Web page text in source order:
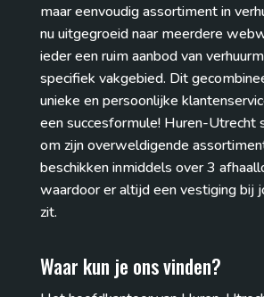
maar eenvoudig assortiment in
nu uitgegroeid naar meerdere
ieder een ruim aanbod van
specifiek vakgebied. Dit
unieke en persoonlijke
een succesformule! Huren-Utrecht
om zijn overweldigende
beschikken inmiddels over 3
waardoor er altijd een vestiging bij
zit.
Waar kun je ons vinden?